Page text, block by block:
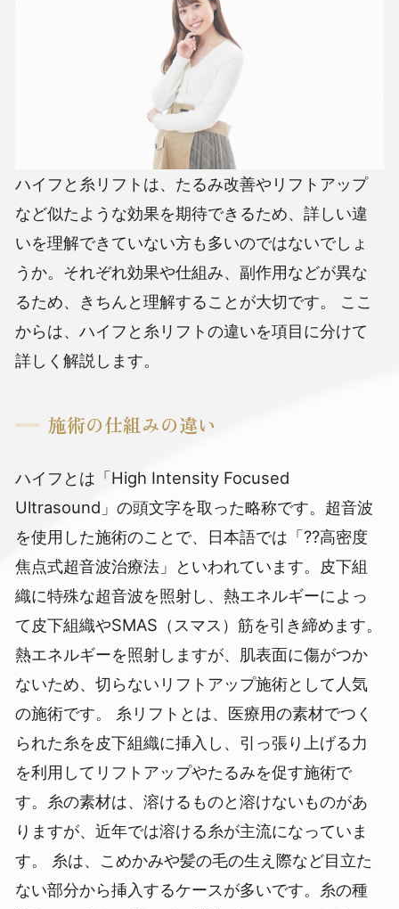
ハイフと糸リフトは、たるみ改善やリフトアップ
など似たような効果を期待できるため、詳しい違
いを理解できていない方も多いのではないでしょ
うか。それぞれ効果や仕組み、副作用などが異な
るため、きちんと理解することが大切です。
ここ
からは、ハイフと糸リフトの違いを項目に分けて
詳しく解説します。
施術の仕組みの違い
ハイフとは「High Intensity Focused
Ultrasound」の頭文字を取った略称です。超音波
を使用した施術のことで、日本語では「??高密度
焦点式超音波治療法」といわれています。皮下組
織に特殊な超音波を照射し、熱エネルギーによっ
て皮下組織やSMAS（スマス）筋を引き締めます。
熱エネルギーを照射しますが、肌表面に傷がつか
ないため、切らないリフトアップ施術として人気
の施術です。
糸リフトとは、医療用の素材でつく
られた糸を皮下組織に挿入し、引っ張り上げる力
を利用してリフトアップやたるみを促す施術で
す。糸の素材は、溶けるものと溶けないものがあ
りますが、近年では溶ける糸が主流になっていま
す。
糸は、こめかみや髪の毛の生え際など目立た
ない部分から挿入するケースが多いです。糸の種